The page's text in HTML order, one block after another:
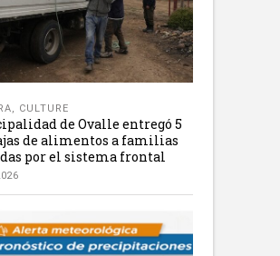
, CULTURE
de Ovalle entregó 5
de alimentos a familias
por el sistema frontal